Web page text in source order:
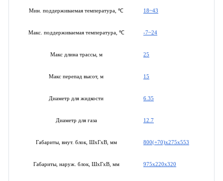
Мин. поддерживаемая температура, ℃ 18~43
Макс. поддерживаемая температура, ℃ -7~24
Макс длина трассы, м 25
Макс перепад высот, м 15
Диаметр для жидкости 6.35
Диаметр для газа 12.7
Габариты, внут. блок, ШхГхВ, мм 800(+70)x275x553
Габариты, наруж. блок, ШхГхВ, мм 975x220x320